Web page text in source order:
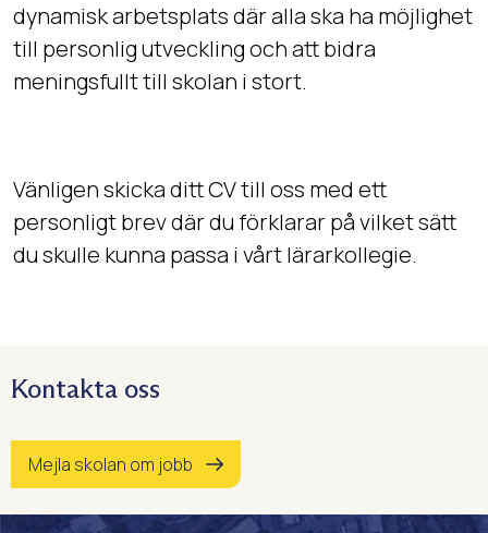
dynamisk arbetsplats där alla ska ha möjlighet
till personlig utveckling och att bidra
meningsfullt till skolan i stort.
Vänligen skicka ditt CV till oss med ett
personligt brev där du förklarar på vilket sätt
du skulle kunna passa i vårt lärarkollegie.
Kontakta oss
Mejla skolan om jobb